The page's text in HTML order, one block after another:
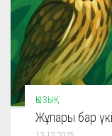
ҚЫЗЫҚ
Жұпары бар